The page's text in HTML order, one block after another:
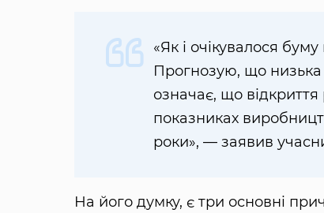
«Як і очікувалося
Прогнозую, що низька
означає, що
показниках
роки», — заявив
На його думку, є три основні